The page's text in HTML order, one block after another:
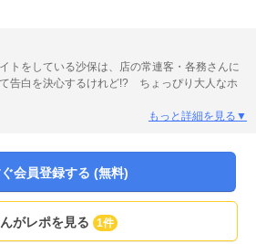
トをしている沙保は、店の常連客・各務さんに
告白を決心するけれど!? ちょっぴり大人なホ
もっと詳細を見る▼
会員登録する (無料)
がレポを見る 1件